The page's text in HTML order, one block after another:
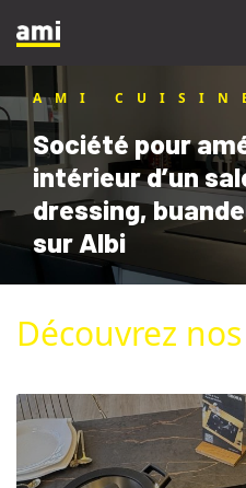
AMI
Société pour
intérieur d’un
dressing,
sur Albi
Découvrez